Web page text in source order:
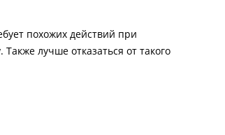
похожих действий при
лучше отказаться от такого